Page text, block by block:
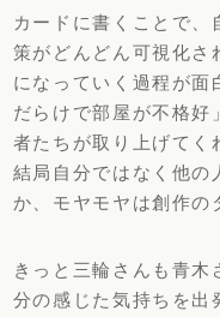
カードに書くことで
策がどんどん可視化さ
になっていく過程が面
だらけで部屋が不格好
者たちが取り上げてく
結局自分ではなく他の
か、モヤモヤは創作の
きっと三輪さんも青木
分の感じた気持ちを出